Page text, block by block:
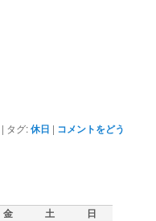
| タグ:休日 | コメントをどう
金 土 日